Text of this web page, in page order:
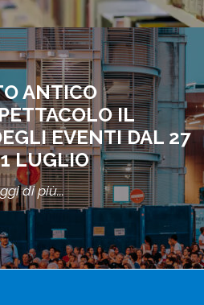
ANTICO
IL
EVENTI DAL 27
LUGLIO
di più...